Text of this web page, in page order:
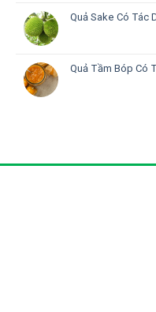
Quả Sake Có Tác
Quả Tầm Bóp Có